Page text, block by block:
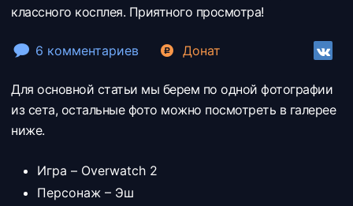
классного косплея. Приятного просмотра!
6 комментариев Донат
Для основной статьи мы берем по одной фотографии
из сета, остальные фото можно посмотреть в галерее
ниже.
Игра – Overwatch 2
Персонаж – Эш